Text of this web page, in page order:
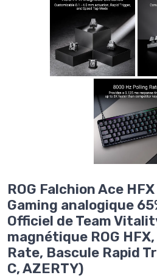
ROG Falchion Ace
Gaming analogique
Officiel de Team
magnétique ROG
Rate, Bascule Rapid
C, AZERTY)